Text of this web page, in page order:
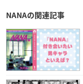
NANAの関連記事